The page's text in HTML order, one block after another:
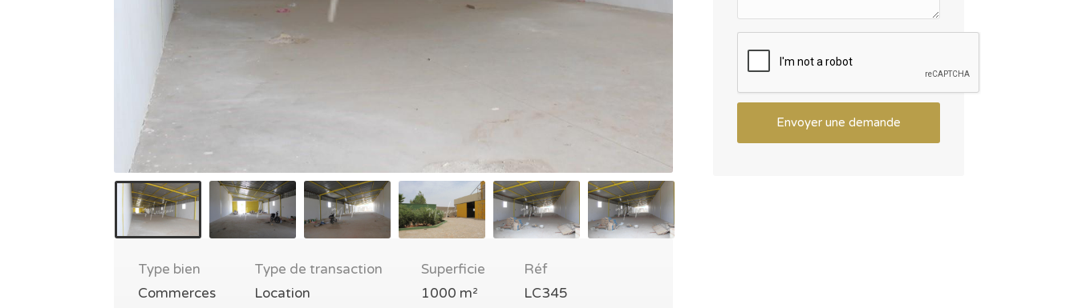
Type bien
Commerces
Type de transaction
Location
Superficie
1000 m²
Réf
LC345